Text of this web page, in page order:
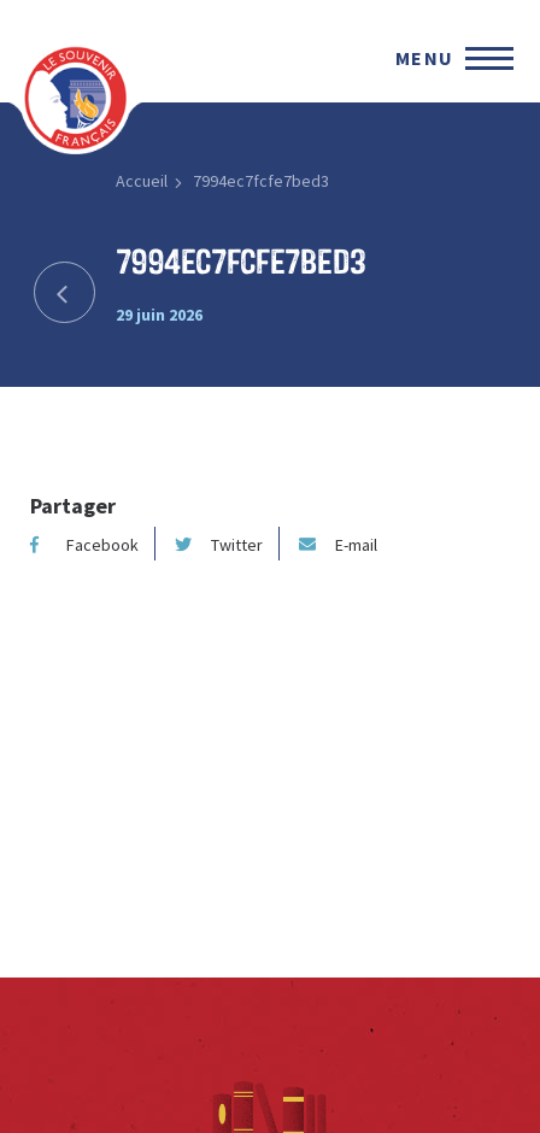
MENU
Accueil 7994ec7fcfe7bed3
7994ec7fcfe7bed3
29 juin 2026
Partager
Facebook Twitter E-mail